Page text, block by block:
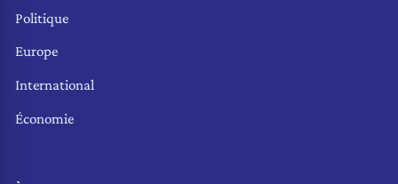
Politique
Europe
International
Économie